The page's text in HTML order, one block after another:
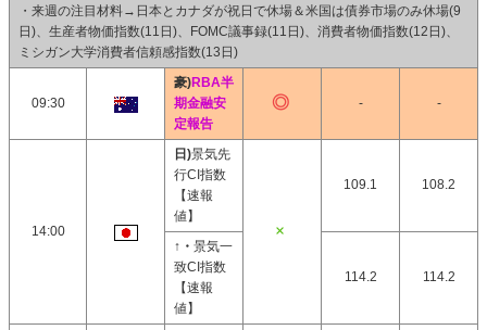
・来週の注目材料→日本とカナダが祝日で休場＆米国は債券市場のみ休場(9
日)、生産者物価指数(11日)、FOMC議事録(11日)、消費者物価指数(12日)、
ミシガン大学消費者信頼感指数(13日)
09:30
豪)RBA半
期金融安
定報告
- -
14:00
日)景気先
行CI指数
【速報
値】
109.1 108.2
↑・ 景気一
致CI指数
【速報
値】
114.2 114.2